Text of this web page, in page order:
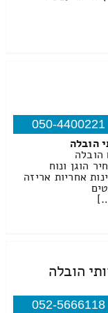
050-4400221
הובלה
הובלה
הוגן ונוח
אחריות אריזה
הובלה
052-5666118